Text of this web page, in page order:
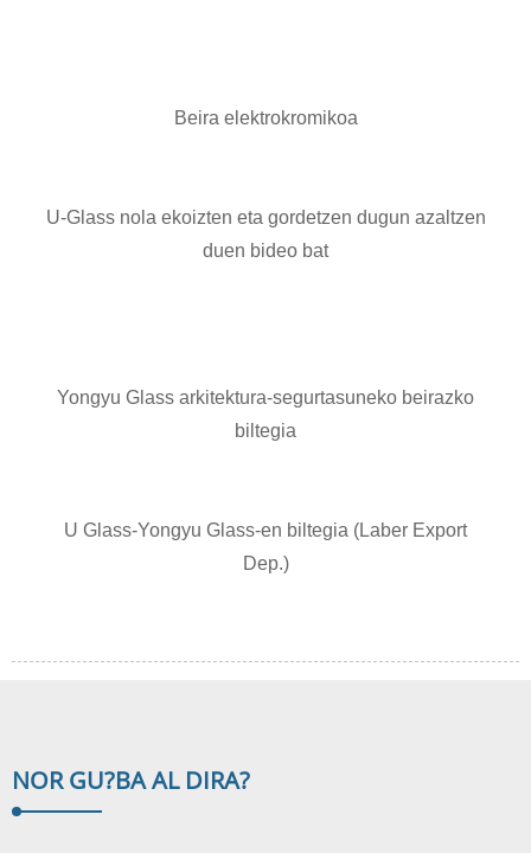
Beira elektrokromikoa
U-Glass nola ekoizten eta gordetzen dugun azaltzen
duen bideo bat
Yongyu Glass arkitektura-segurtasuneko beirazko
biltegia
U Glass-Yongyu Glass-en biltegia (Laber Export
Dep.)
NOR GU?BA AL DIRA?